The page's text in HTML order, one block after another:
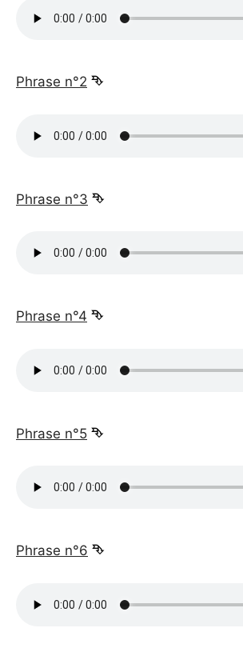
Phrase n°2 ⮷
Phrase n°3 ⮷
Phrase n°4 ⮷
Phrase n°5 ⮷
Phrase n°6 ⮷